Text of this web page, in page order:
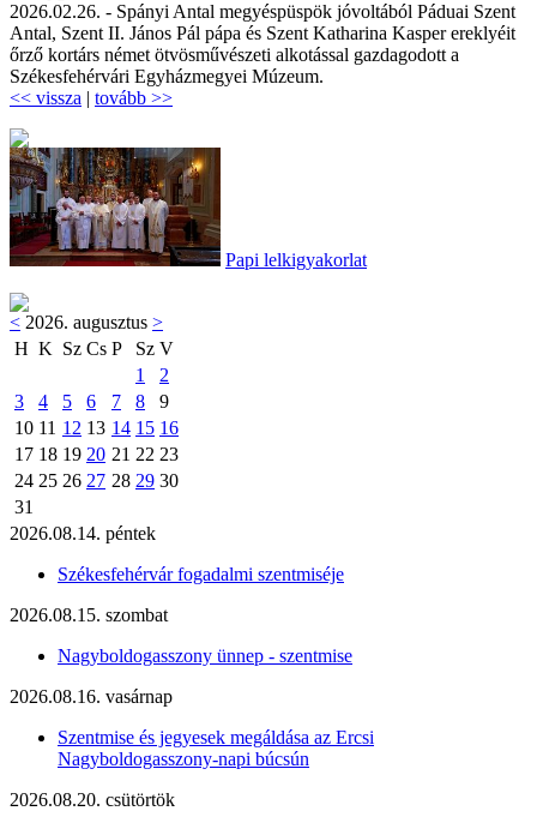
2026.02.26. - Spányi Antal megyéspüspök jóvoltából Páduai Szent
Antal, Szent II. János Pál pápa és Szent Katharina Kasper ereklyéit
őrző kortárs német ötvösművészeti alkotással gazdagodott a
Székesfehérvári Egyházmegyei Múzeum.
<< vissza | tovább >>
Papi lelkigyakorlat
< 2026. augusztus >
H K Sz Cs P Sz V
1
2
3
4 5 6 7 8
9
10 11 12 13 14 15 16
17 18 19 20 21 22 23
24 25 26 27 28 29 30
31
2026.08.14. péntek
Székesfehérvár fogadalmi szentmiséje
2026.08.15. szombat
Nagyboldogasszony ünnep - szentmise
2026.08.16. vasárnap
Szentmise és jegyesek megáldása az Ercsi
Nagyboldogasszony-napi búcsún
2026.08.20. csütörtök